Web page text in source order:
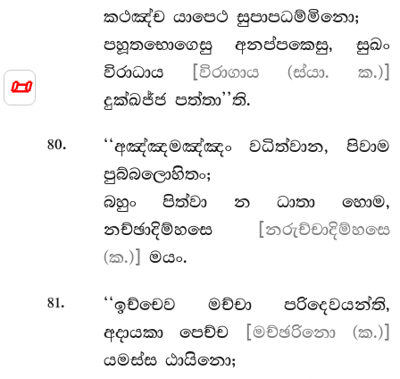
📜
කථඤ්ච යාපෙථ සුපාපධම්මිනො;
පහූතභොගෙසු අනප්පකෙසු, සුඛං
විරාධාය
[විරාගාය (ස්යා. ක.)]
දුක්ඛජ්ජ පත්තා’’ති.
80.
‘‘අඤ්ඤමඤ්ඤං වධිත්වාන, පිවාම
පුබ්බලොහිතං;
බහුං පිත්වා න ධාතා හොම,
නච්ඡාදිම්හසෙ
[නරුච්චාදිම්හසෙ
(ක.)]
මයං.
81.
‘‘ඉච්චෙව මච්චා පරිදෙවයන්ති,
අදායකා පෙච්ච
[මච්ඡරිනො (ක.)]
යමස්ස ඨායිනො;